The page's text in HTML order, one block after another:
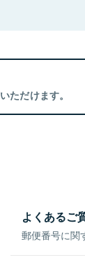
ただけます。
よくあるご
郵便番号に関